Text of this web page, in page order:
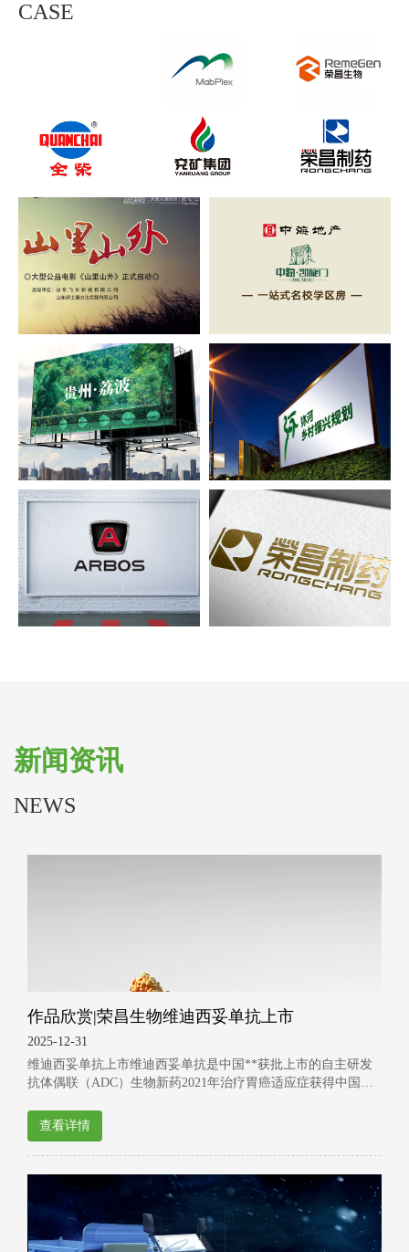
CASE
山里山外电影启动 中海《靠近》
荔波环幕实拍
iFarming宣传片 荣昌制药
新闻资讯
NEWS
作品欣赏|荣昌生物维迪西妥单抗上市
2025-12-31
维迪西妥单抗上市维迪西妥单抗是中国**获批上市的自主研发
抗体偶联（ADC）生物新药2021年治疗胃癌适应症获得中国药
查看详情